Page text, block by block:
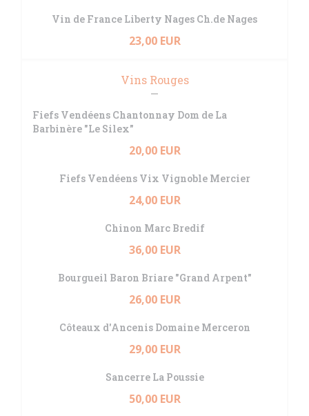
Vin de France Liberty Nages Ch.de Nages
23,00 EUR
Vins Rouges
Fiefs Vendéens Chantonnay Dom de La
Barbinère "Le Silex"
20,00 EUR
Fiefs Vendéens Vix Vignoble Mercier
24,00 EUR
Chinon Marc Bredif
36,00 EUR
Bourgueil Baron Briare "Grand Arpent"
26,00 EUR
Côteaux d'Ancenis Domaine Merceron
29,00 EUR
Sancerre La Poussie
50,00 EUR